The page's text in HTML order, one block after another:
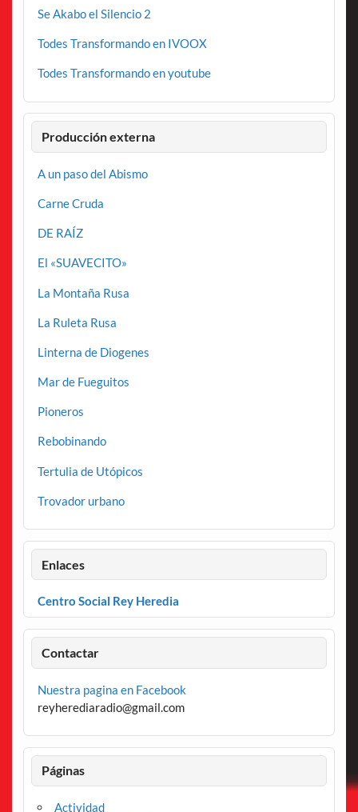
Se Akabo el Silencio 2
Todes Transformando en IVOOX
Todes Transformando en youtube
Producción externa
A un paso del Abismo
Carne Cruda
DE RAÍZ
El «SUAVECITO»
La Montaña Rusa
La Ruleta Rusa
Linterna de Diogenes
Mar de Fueguitos
Pioneros
Rebobinando
Tertulia de Utópicos
Trovador urbano
Enlaces
Centro Social Rey Heredia
Contactar
Nuestra pagina en Facebook
reyherediaradio@gmail.com
Páginas
Actividad